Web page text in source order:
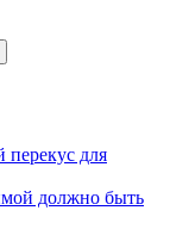
перекус для
должно быть